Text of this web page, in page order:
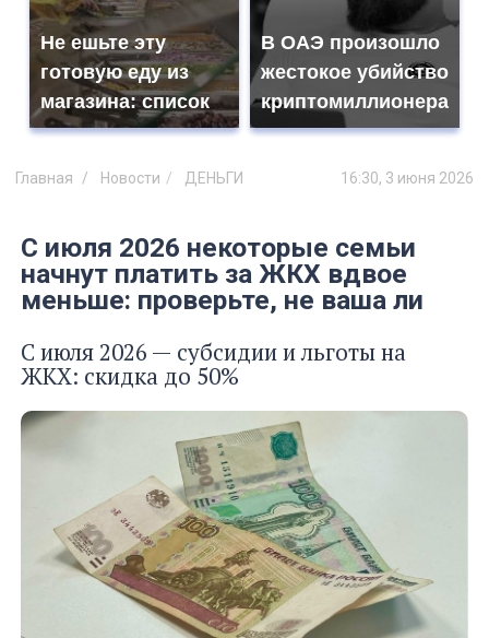
Не ешьте эту
готовую еду из
магазина: список
В ОАЭ произошло
жестокое убийство
криптомиллионера
Главная Новости ДЕНЬГИ 16:30, 3 июня 2026
С июля 2026 некоторые семьи
начнут платить за ЖКХ вдвое
меньше: проверьте, не ваша ли
С июля 2026 — субсидии и льготы на
ЖКХ: скидка до 50%